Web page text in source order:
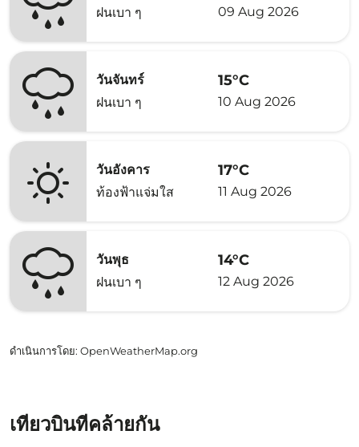
ฝนเบา ๆ
09 Aug 2026
วันจันทร์
ฝนเบา ๆ
15°C
10 Aug 2026
วันอังคาร
ท้องฟ้าแจ่มใส
17°C
11 Aug 2026
วันพุธ
ฝนเบา ๆ
14°C
12 Aug 2026
ดำเนินการโดย: OpenWeatherMap.org
เที่ยวบินที่คล้ายกัน